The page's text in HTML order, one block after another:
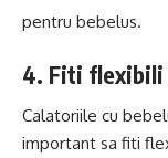
pentru bebelus.
4. Fiti flexibili
Calatoriile cu
important sa fiti